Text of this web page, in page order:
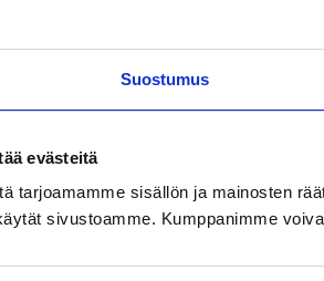
Suostumus
evästeitä
tarjoamamme sisällön ja mainosten
sivustoamme. Kumppanimme